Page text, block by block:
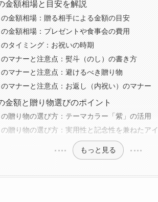
金額相場と目安を解説
の金額相場：贈る相手による金額の目安
の金額相場：プレゼントや食事会の費用
のタイミング：お祝いの時期
のマナーと注意点：熨斗（のし）の書き方
のマナーと注意点：避けるべき贈り物
のマナーと注意点：お返し（内祝い）のマナー
金額と贈り物選びのポイント
の贈り物の選び方：テーマカラー「紫」の活用
の贈り物の選び方：実用性と記念性を兼ねたア
もっと見る